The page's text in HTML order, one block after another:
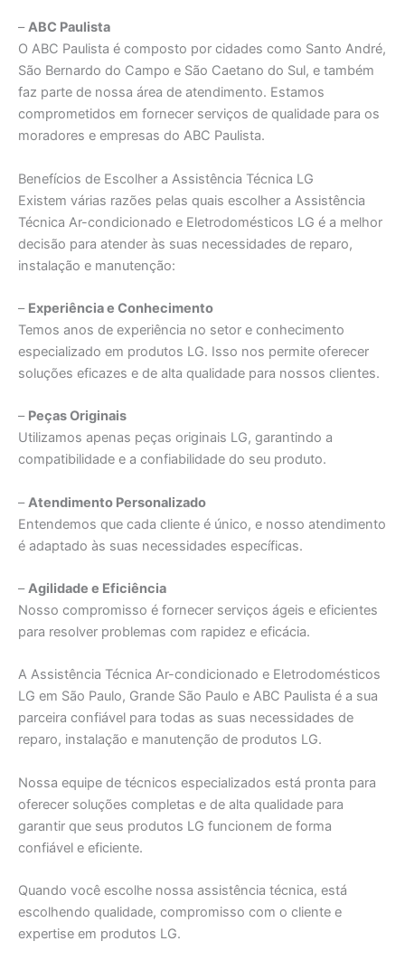
–ABC Paulista
O ABC Paulista é composto por cidades como Santo André,
São Bernardo do Campo e São Caetano do Sul, e também
faz parte de nossa área de atendimento. Estamos
comprometidos em fornecer serviços de qualidade para os
moradores e empresas do ABC Paulista.
Benefícios de Escolher a Assistência Técnica LG
Existem várias razões pelas quais escolher a Assistência
Técnica Ar-condicionado e Eletrodomésticos LG é a melhor
decisão para atender às suas necessidades de reparo,
instalação e manutenção:
– Experiência e Conhecimento
Temos anos de experiência no setor e conhecimento
especializado em produtos LG. Isso nos permite oferecer
soluções eficazes e de alta qualidade para nossos clientes.
– Peças Originais
Utilizamos apenas peças originais LG, garantindo a
compatibilidade e a confiabilidade do seu produto.
–Atendimento Personalizado
Entendemos que cada cliente é único, e nosso atendimento
é adaptado às suas necessidades específicas.
–Agilidade e Eficiência
Nosso compromisso é fornecer serviços ágeis e eficientes
para resolver problemas com rapidez e eficácia.
A Assistência Técnica Ar-condicionado e Eletrodomésticos
LG em São Paulo, Grande São Paulo e ABC Paulista é a sua
parceira confiável para todas as suas necessidades de
reparo, instalação e manutenção de produtos LG.
Nossa equipe de técnicos especializados está pronta para
oferecer soluções completas e de alta qualidade para
garantir que seus produtos LG funcionem de forma
confiável e eficiente.
Quando você escolhe nossa assistência técnica, está
escolhendo qualidade, compromisso com o cliente e
expertise em produtos LG.